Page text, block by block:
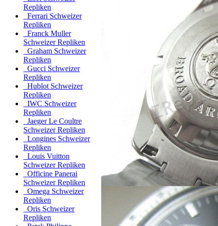
Repliken
Ferrari Schweizer
Repliken
Franck Muller
Schweizer Repliken
Graham Schweizer
Repliken
Gucci Schweizer
Repliken
Hublot Schweizer
Repliken
IWC Schweizer
Repliken
Jaeger Le Coultre
Schweizer Repliken
Longines Schweizer
Repliken
Louis Vuitton
Schweizer Repliken
Officine Panerai
Schweizer Repliken
Omega Schweizer
Repliken
Oris Schweizer
Repliken